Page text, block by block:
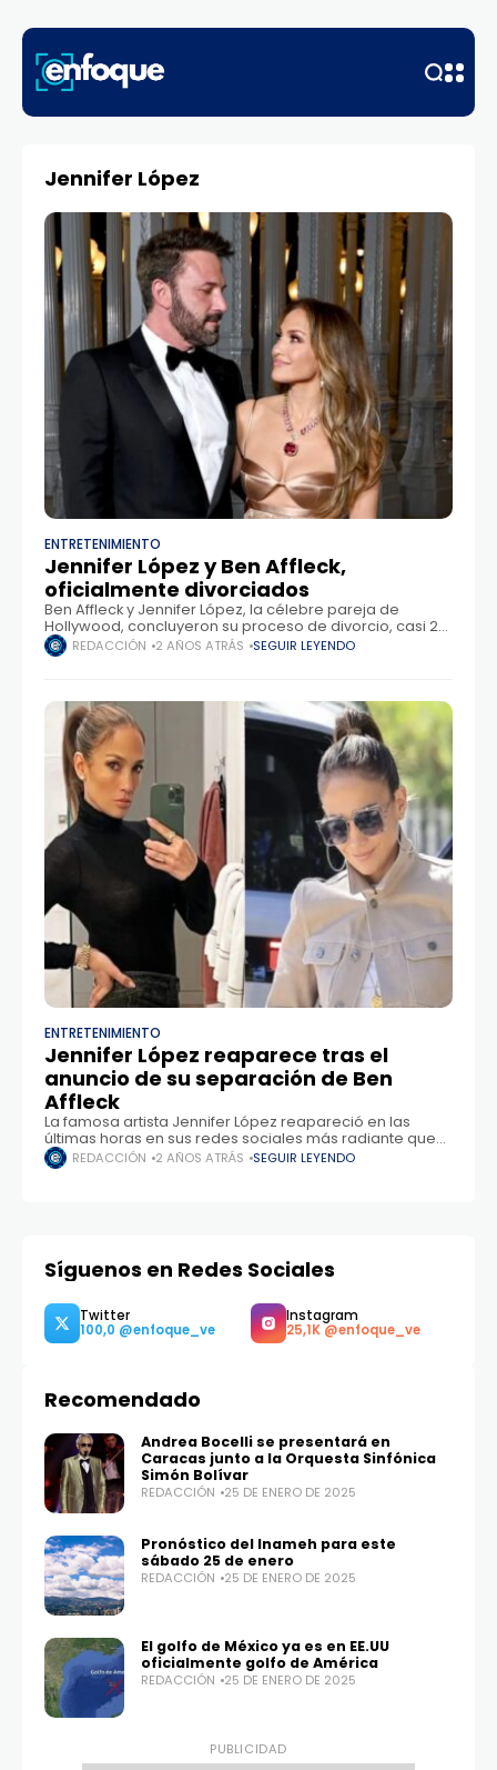
Jennifer López
ENTRETENIMIENTO
Jennifer López y Ben Affleck,
oficialmente divorciados
Ben Affleck y Jennifer López, la célebre pareja de
Hollywood, concluyeron su proceso de divorcio, casi 20
semanas después de que López iniciara los trámites,
recoge People. El matrimonio, que
REDACCIÓN 2 AÑOS ATRÁS SEGUIR LEYENDO
ENTRETENIMIENTO
Jennifer López reaparece tras el
anuncio de su separación de Ben
Affleck
La famosa artista Jennifer López reapareció en las
últimas horas en sus redes sociales más radiante que
nunca, luego de su ruptura con Ben Affleck. En su cuenta
de Instagram,
REDACCIÓN 2 AÑOS ATRÁS SEGUIR LEYENDO
Síguenos en Redes Sociales
Twitter
100,0
Instagram
Recomendado
Andrea Bocelli se presentará en
Caracas junto a la Orquesta Sinfónica
Simón Bolívar
REDACCIÓN 25 DE ENERO DE 2025
Pronóstico del Inameh para este
sábado 25 de enero
REDACCIÓN 25 DE ENERO DE 2025
El golfo de México ya es en EE.UU
oficialmente golfo de América
REDACCIÓN 25 DE ENERO DE 2025
PUBLICIDAD